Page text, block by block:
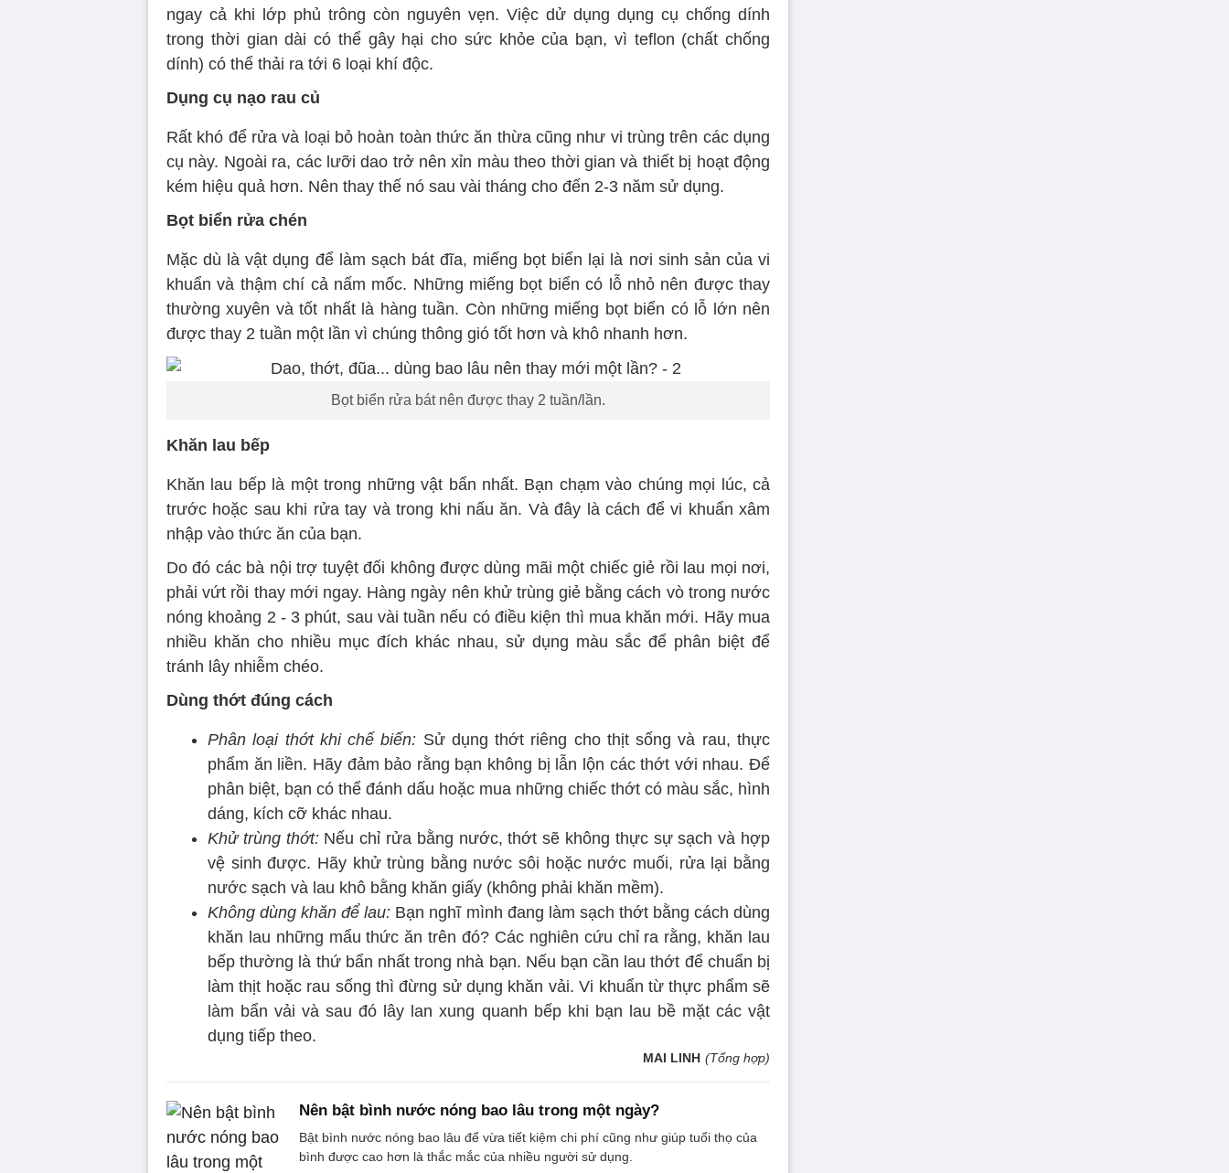
ngay cả khi lớp phủ trông còn nguyên vẹn. Việc dử dụng dụng cụ chống dính
trong thời gian dài có thể gây hại cho sức khỏe của bạn, vì teflon (chất chống
dính) có thể thải ra tới 6 loại khí độc.
Dụng cụ nạo rau củ
Rất khó để rửa và loại bỏ hoàn toàn thức ăn thừa cũng như vi trùng trên các dụng
cụ này. Ngoài ra, các lưỡi dao trở nên xỉn màu theo thời gian và thiết bị hoạt động
kém hiệu quả hơn. Nên thay thế nó sau vài tháng cho đến 2-3 năm sử dụng.
Bọt biển rửa chén
Mặc dù là vật dụng để làm sạch bát đĩa, miếng bọt biển lại là nơi sinh sản của vi
khuẩn và thậm chí cả nấm mốc. Những miếng bọt biển có lỗ nhỏ nên được thay
thường xuyên và tốt nhất là hàng tuần. Còn những miếng bọt biển có lỗ lớn nên
được thay 2 tuần một lần vì chúng thông gió tốt hơn và khô nhanh hơn.
Bọt biển rửa bát nên được thay 2 tuần/lần.
Khăn lau bếp
Khăn lau bếp là một trong những vật bẩn nhất. Bạn chạm vào chúng mọi lúc, cả
trước hoặc sau khi rửa tay và trong khi nấu ăn. Và đây là cách để vi khuẩn xâm
nhập vào thức ăn của bạn.
Do đó các bà nội trợ tuyệt đối không được dùng mãi một chiếc giẻ rồi lau mọi nơi,
phải vứt rồi thay mới ngay. Hàng ngày nên khử trùng giẻ bằng cách vò trong nước
nóng khoảng 2 - 3 phút, sau vài tuần nếu có điều kiện thì mua khăn mới. Hãy mua
nhiều khăn cho nhiều mục đích khác nhau, sử dụng màu sắc để phân biệt để
tránh lây nhiễm chéo.
Dùng thớt đúng cách
Phân loại thớt khi chế biến: Sử dụng thớt riêng cho thịt sống và rau, thực
phẩm ăn liền. Hãy đảm bảo rằng bạn không bị lẫn lộn các thớt với nhau. Để
phân biệt, bạn có thể đánh dấu hoặc mua những chiếc thớt có màu sắc, hình
dáng, kích cỡ khác nhau.
Khử trùng thớt:Nếu chỉ rửa bằng nước, thớt sẽ không thực sự sạch và hợp
vệ sinh được. Hãy khử trùng bằng nước sôi hoặc nước muối, rửa lại bằng
nước sạch và lau khô bằng khăn giấy (không phải khăn mềm).
Không dùng khăn để lau: Bạn nghĩ mình đang làm sạch thớt bằng cách dùng
khăn lau những mẩu thức ăn trên đó? Các nghiên cứu chỉ ra rằng, khăn lau
bếp thường là thứ bẩn nhất trong nhà bạn. Nếu bạn cần lau thớt để chuẩn bị
làm thịt hoặc rau sống thì đừng sử dụng khăn vải. Vi khuẩn từ thực phẩm sẽ
làm bẩn vải và sau đó lây lan xung quanh bếp khi bạn lau bề mặt các vật
dụng tiếp theo.
MAI LINH (Tổng hợp)
Nên bật bình nước nóng bao lâu trong một ngày?
Bật bình nước nóng bao lâu để vừa tiết kiệm chi phí cũng như giúp tuổi thọ của
bình được cao hơn là thắc mắc của nhiều người sử dụng.